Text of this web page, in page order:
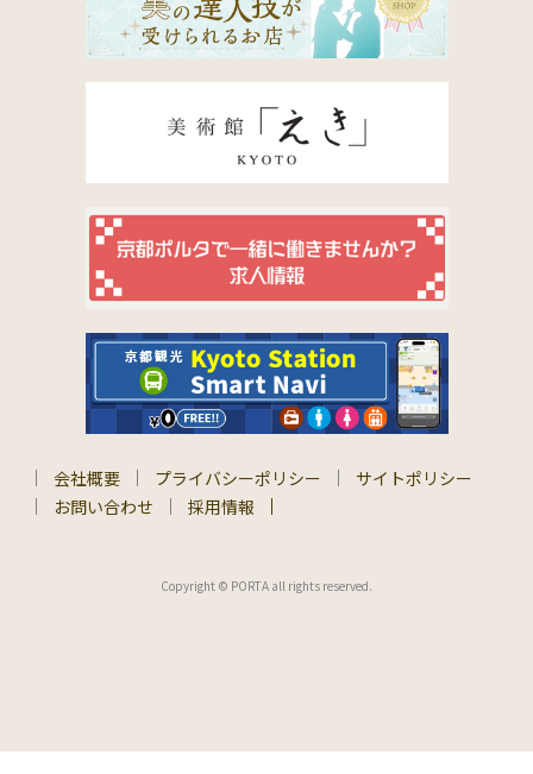
会社概要 プライバシーポリシー
サイトポリシー
お問い合わせ
採用情報
Copyright © PORTA all rights reserved.